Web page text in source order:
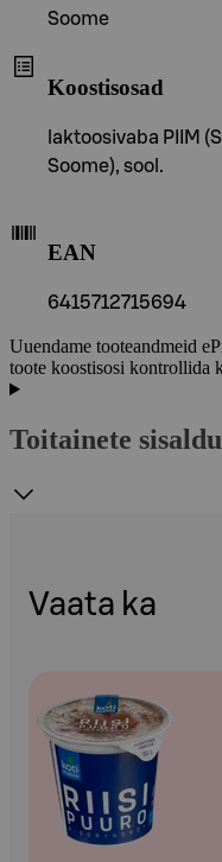
Soome
Koostisosad
laktoosivaba PIIM
Soome), sool.
EAN
6415712715694
Uuendame tooteandmeid
toote koostisosi kontrollida
Toitainete
Vaata ka